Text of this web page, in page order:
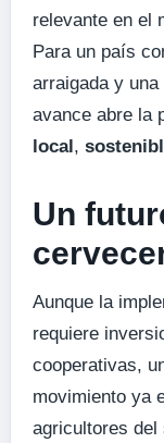
relevante en el
Para un país
arraigada y
avance abre la
local,
Un
Aunque la
requiere
cooperativas,
movimiento ya
agricultores